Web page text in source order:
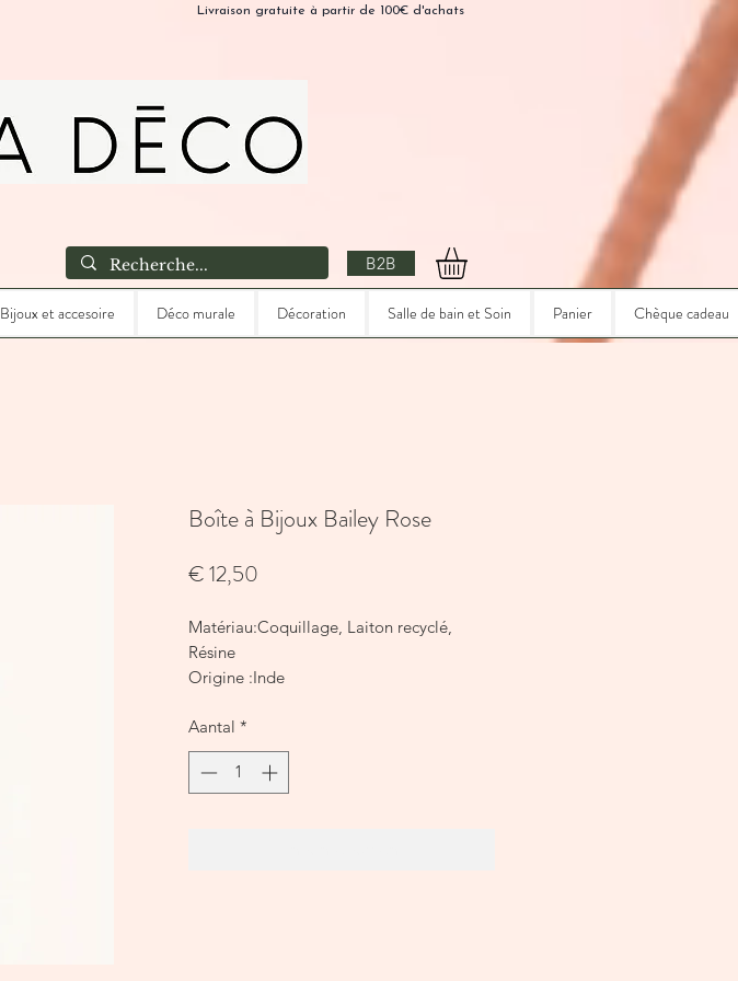
Livraison gratuite à partir de 100€ d'achats
B2B
Bijoux et accesoire Déco murale Décoration Salle de bain et Soin Panier Chèque cadeau
Boîte à Bijoux Bailey Rose
€ 12,50
Matériau:Coquillage, Laiton recyclé,
Résine
Origine :Inde
5 x 5 x 5 cm
Aantal *